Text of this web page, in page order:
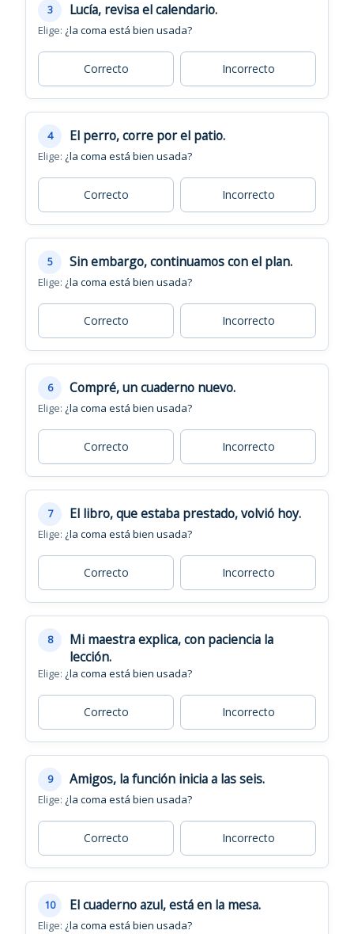
3 Lucía, revisa el calendario.
Elige: ¿la coma está bien usada?
Correcto Incorrecto
4 El perro, corre por el patio.
Elige: ¿la coma está bien usada?
Correcto Incorrecto
5 Sin embargo, continuamos con el plan.
Elige: ¿la coma está bien usada?
Correcto Incorrecto
6 Compré, un cuaderno nuevo.
Elige: ¿la coma está bien usada?
Correcto Incorrecto
7 El libro, que estaba prestado, volvió hoy.
Elige: ¿la coma está bien usada?
Correcto Incorrecto
8
Mi maestra explica, con paciencia la
lección.
Elige: ¿la coma está bien usada?
Correcto Incorrecto
9 Amigos, la función inicia a las seis.
Elige: ¿la coma está bien usada?
Correcto Incorrecto
10 El cuaderno azul, está en la mesa.
Elige: ¿la coma está bien usada?